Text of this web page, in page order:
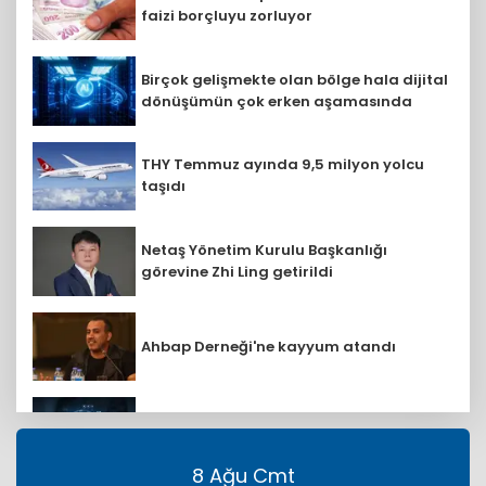
faizi borçluyu zorluyor
Birçok gelişmekte olan bölge hala dijital
dönüşümün çok erken aşamasında
THY Temmuz ayında 9,5 milyon yolcu
taşıdı
Netaş Yönetim Kurulu Başkanlığı
görevine Zhi Ling getirildi
Ahbap Derneği'ne kayyum atandı
8 Ağu Cmt